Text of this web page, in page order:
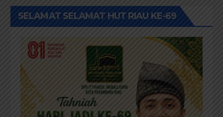
SELAMAT SELAMAT HUT RIAU KE-69